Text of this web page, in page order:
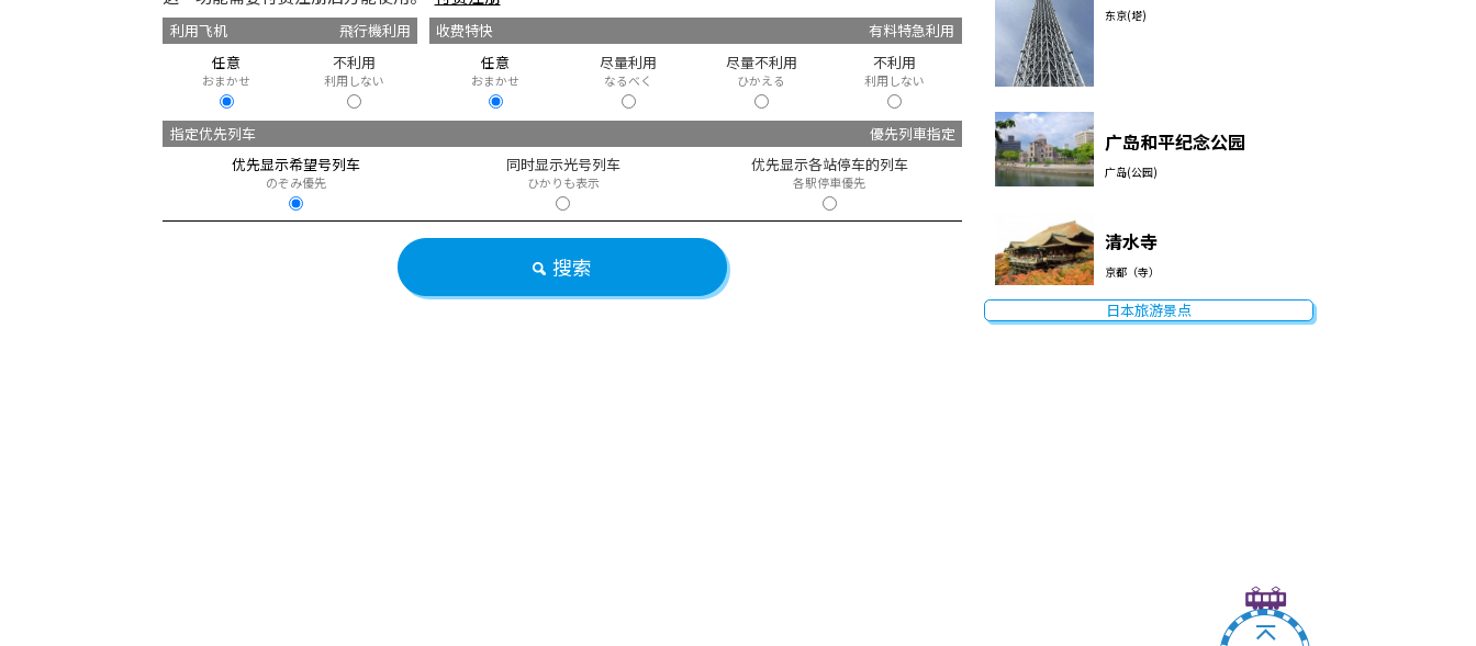
利用飞机
飛行機利用
任意
おまかせ
不利用
利用しない
收费特快
有料特急利用
任意
おまかせ
尽量利用
なるべく
尽量不利用
ひかえる
不利用
利用しない
指定优先列车
優先列車指定
优先显示希望号列车
のぞみ優先
同时显示光号列车
ひかりも表示
优先显示各站停车的列车
各駅停車優先
搜索
东京(塔)
广岛和平纪念公园
广岛(公园)
清水寺
京都（寺）
日本旅游景点